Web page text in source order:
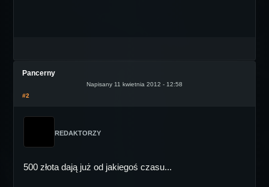
Pancerny
Napisany 11 kwietnia 2012 - 12:58
#2
REDAKTORZY
500 złota dają już od jakiegoś czasu...